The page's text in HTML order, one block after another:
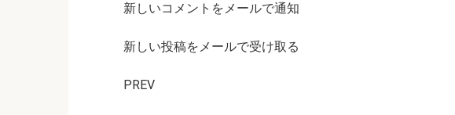
新しいコメントをメールで通知
新しい投稿をメールで受け取る
PREV